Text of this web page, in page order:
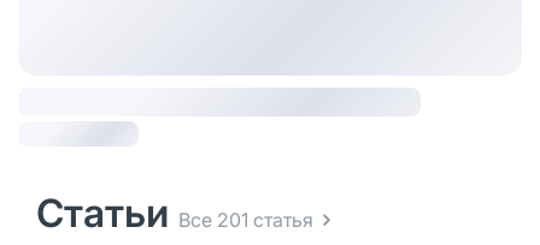
Статьи Все 201 статья